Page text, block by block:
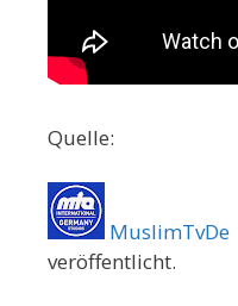
Quelle:
MuslimTvDe
veröffentlicht.